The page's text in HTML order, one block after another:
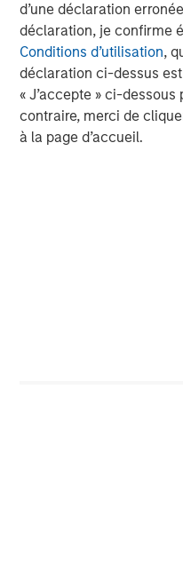
d’une déclaration
déclaration, je confirme
Conditions d’utilisation,
déclaration ci-dessus
« J’accepte » ci-
contraire, merci de
à la page d’accueil.
ARTICLE
The MSIM
Strategy Model: A Factor-Based
Approach to
Anton Heese and
Quantitative Duration
proprietary tools the